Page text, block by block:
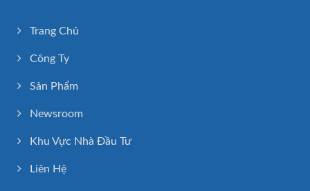
Trang Chủ
Công Ty
Sản Phẩm
Newsroom
Khu Vực Nhà Đầu Tư
Liên Hệ